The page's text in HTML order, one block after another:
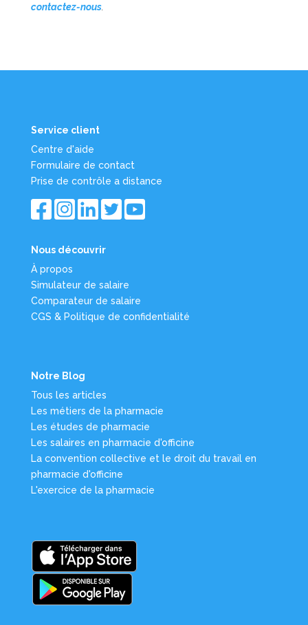
contactez-nous.
Service client
Centre d'aide
Formulaire de contact
Prise de contrôle a distance
Nous découvrir
À propos
Simulateur de salaire
Comparateur de salaire
CGS & Politique de confidentialité
Notre Blog
Tous les articles
Les métiers de la pharmacie
Les études de pharmacie
Les salaires en pharmacie d'officine
La convention collective et le droit du travail en
pharmacie d'officine
L'exercice de la pharmacie